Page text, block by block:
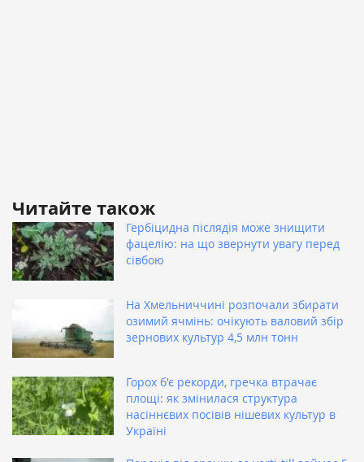
Читайте також
Гербіцидна післядія може знищити
фацелію: на що звернути увагу перед
сівбою
На Хмельниччині розпочали збирати
озимий ячмінь: очікують валовий збір
зернових культур 4,5 млн тонн
Горох б'є рекорди, гречка втрачає
площі: як змінилася структура
насіннєвих посівів нішевих культур в
Україні